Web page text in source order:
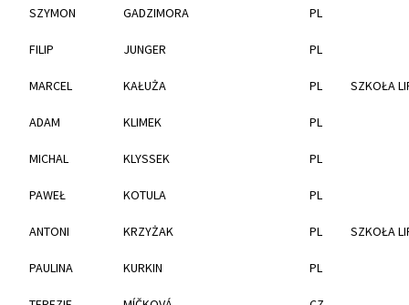
SZYMON GADZIMORA PL
FILIP JUNGER PL
MARCEL KAŁUŻA PL SZKOŁA
ADAM KLIMEK PL
MICHAL KLYSSEK PL
PAWEŁ KOTULA PL
ANTONI KRZYŻAK PL SZKOŁA
PAULINA KURKIN PL